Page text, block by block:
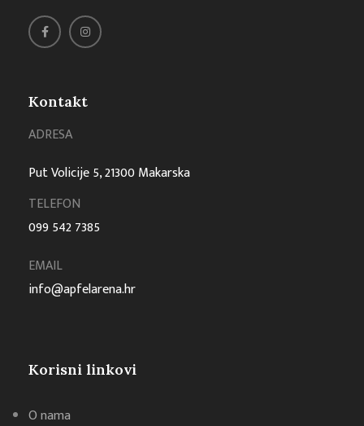
Kontakt
ADRESA
Put Volicije 5, 21300 Makarska
TELEFON
099 542 7385
EMAIL
info@apfelarena.hr
Korisni linkovi
O nama